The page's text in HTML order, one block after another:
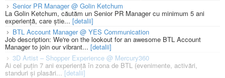
Senior PR Manager @ Golin Ketchum
La Golin Ketchum, căutăm un Senior PR Manager cu minimum 5 ani
experiență, care știe... [detalii]
BTL Account Manager @ YES Communication
Job description: We're on the lookout for an awesome BTL Account
Manager to join our vibrant... [detalii]
3D Artist – Shopper Experience @ Mercury360
Ai cel puțin 7 ani experiență în zona de BTL (evenimente, activări,
standuri și plasări...[detalii]